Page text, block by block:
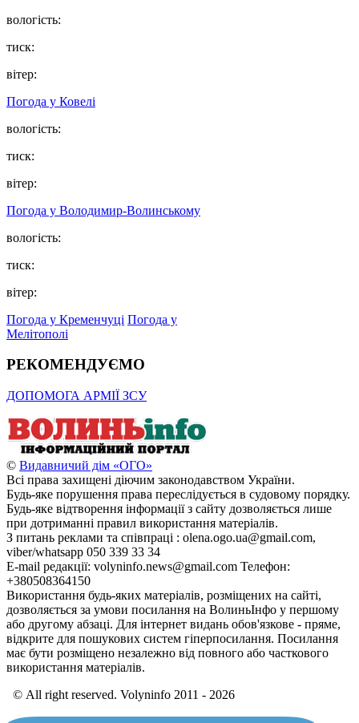
вологість:
тиск:
вітер:
Погода у Ковелі
вологість:
тиск:
вітер:
Погода у Володимир-Волинському
вологість:
тиск:
вітер:
Погода у Кременчуці Погода у
Мелітополі
РЕКОМЕНДУЄМО
ДОПОМОГА АРМІЇ ЗСУ
© Видавничий дім «ОГО»
Всі права захищені діючим законодавством України.
Будь-яке порушення права переслідується в судовому порядку.
Будь-яке відтворення інформації з сайту дозволяється лише
при дотриманні правил використання матеріалів.
З питань реклами та співпраці : olena.ogo.ua@gmail.com,
viber/whatsapp 050 339 33 34
E-mail редакції: volyninfo.news@gmail.com Телефон:
+380508364150
Використання будь-яких матеріалів, розміщених на сайті,
дозволяється за умови посилання на ВолиньІнфо у першому
або другому абзаці. Для інтернет видань обов'язкове - пряме,
відкрите для пошукових систем гіперпосилання. Посилання
має бути розміщено незалежно від повного або часткового
використання матеріалів.
© All right reserved. Volyninfo 2011 - 2026